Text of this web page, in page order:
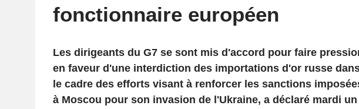
fonctionnaire européen
Les dirigeants du G7 se sont mis d'accord pour faire
en faveur d'une interdiction des importations d'or russe
le cadre des efforts visant à renforcer les sanctions
à Moscou pour son invasion de l'Ukraine, a déclaré mardi un